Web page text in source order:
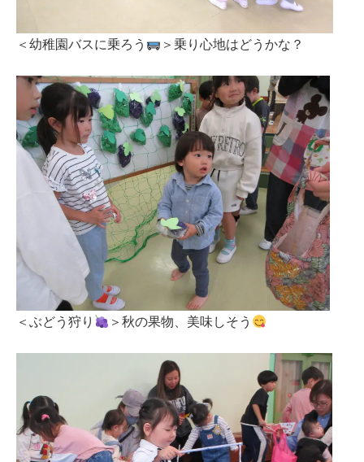
＜幼稚園バスに乗ろう ＞乗り心地はどうかな？
＜ぶどう狩り ＞秋の果物、美味しそう